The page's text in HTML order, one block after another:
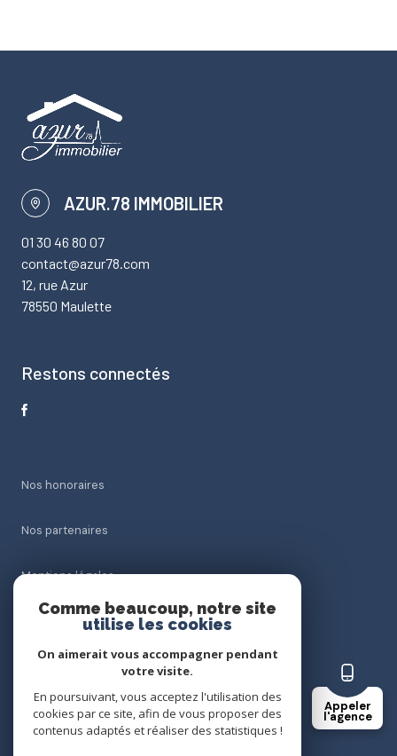
Appeler
l'agence
AZUR.78 IMMOBILIER
01 30 46 80 07
contact@azur78.com
12, rue Azur
78550 Maulette
Restons connectés
Nos honoraires
Nos partenaires
Mentions légales
Cookies
Comme beaucoup, notre site
utilise les cookies
On aimerait vous accompagner pendant
votre visite.
En poursuivant, vous acceptez l'utilisation des
cookies par ce site, afin de vous proposer des
contenus adaptés et réaliser des statistiques !